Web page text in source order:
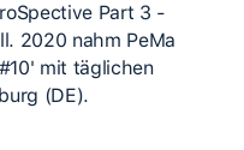
Part 3 -
2020 nahm PeMa
mit täglichen
(DE).